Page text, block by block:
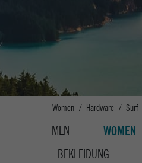
Women Hardware Surf
MEN WOMEN
BEKLEIDUNG